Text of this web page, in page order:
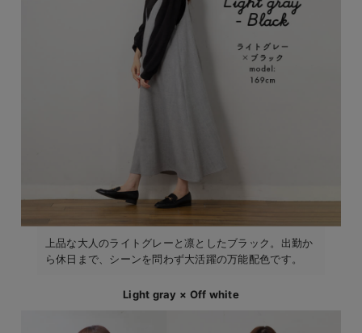
上品な大人のライトグレーと凛としたブラック。出勤か
ら休日まで、シーンを問わず大活躍の万能配色です。
Light gray × Off white